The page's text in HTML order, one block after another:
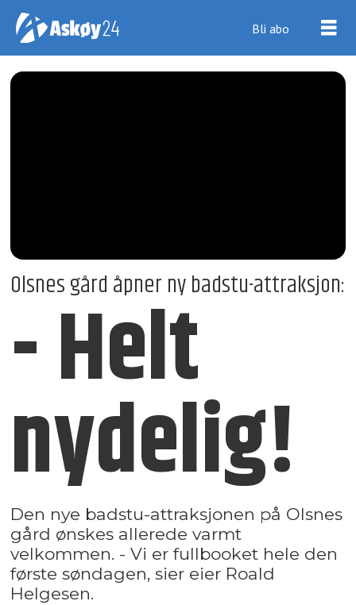
Bli abo
Olsnes gård åpner ny badstu-attraksjon:
- Helt
nydelig!
Den nye badstu-attraksjonen på Olsnes
gård ønskes allerede varmt
velkommen. - Vi er fullbooket hele den
første søndagen, sier eier Roald
Helgesen.